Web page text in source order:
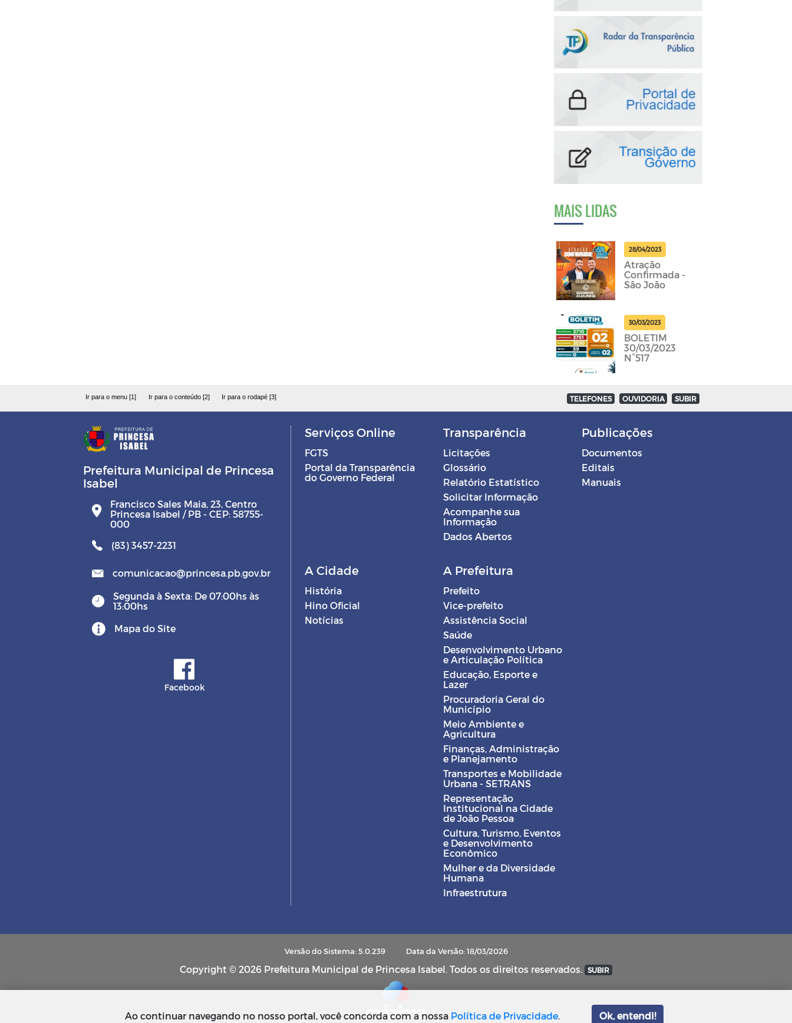
MAIS LIDAS
28/04/2023
Atração
Confirmada -
São João
30/03/2023
BOLETIM
30/03/2023
N°517
Ir para o menu [1] Ir para o conteúdo [2] Ir para o rodapé [3] TELEFONES OUVIDORIA SUBIR
Prefeitura Municipal de Princesa
Isabel
Francisco Sales Maia, 23, Centro
Princesa Isabel / PB - CEP: 58755-
000
(83) 3457-2231
comunicacao@princesa.pb.gov.br
Segunda à Sexta: De 07:00hs às
13:00hs
Mapa do Site
Facebook
Serviços Online
FGTS
Portal da Transparência
do Governo Federal
Transparência
Licitações
Glossário
Relatório Estatístico
Solicitar Informação
Acompanhe sua
Informação
Dados Abertos
Publicações
Documentos
Editais
Manuais
A Cidade
História
Hino Oficial
Notícias
A Prefeitura
Prefeito
Vice-prefeito
Assistência Social
Saúde
Desenvolvimento Urbano
e Articulação Política
Educação, Esporte e
Lazer
Procuradoria Geral do
Município
Meio Ambiente e
Agricultura
Finanças, Administração
e Planejamento
Transportes e Mobilidade
Urbana - SETRANS
Representação
Institucional na Cidade
de João Pessoa
Cultura, Turismo, Eventos
e Desenvolvimento
Econômico
Mulher e da Diversidade
Humana
Infraestrutura
Versão do Sistema: 5.0.239 Data da Versão: 18/03/2026
Copyright © 2026 Prefeitura Municipal de Princesa Isabel. Todos os direitos reservados. SUBIR
Ao continuar navegando no nosso portal, você concorda com a nossa Política de Privacidade. Ok, entendi!